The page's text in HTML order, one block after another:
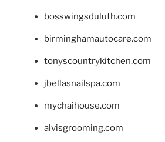
bosswingsduluth.com
birminghamautocare.com
tonyscountrykitchen.com
jbellasnailspa.com
mychaihouse.com
alvisgrooming.com